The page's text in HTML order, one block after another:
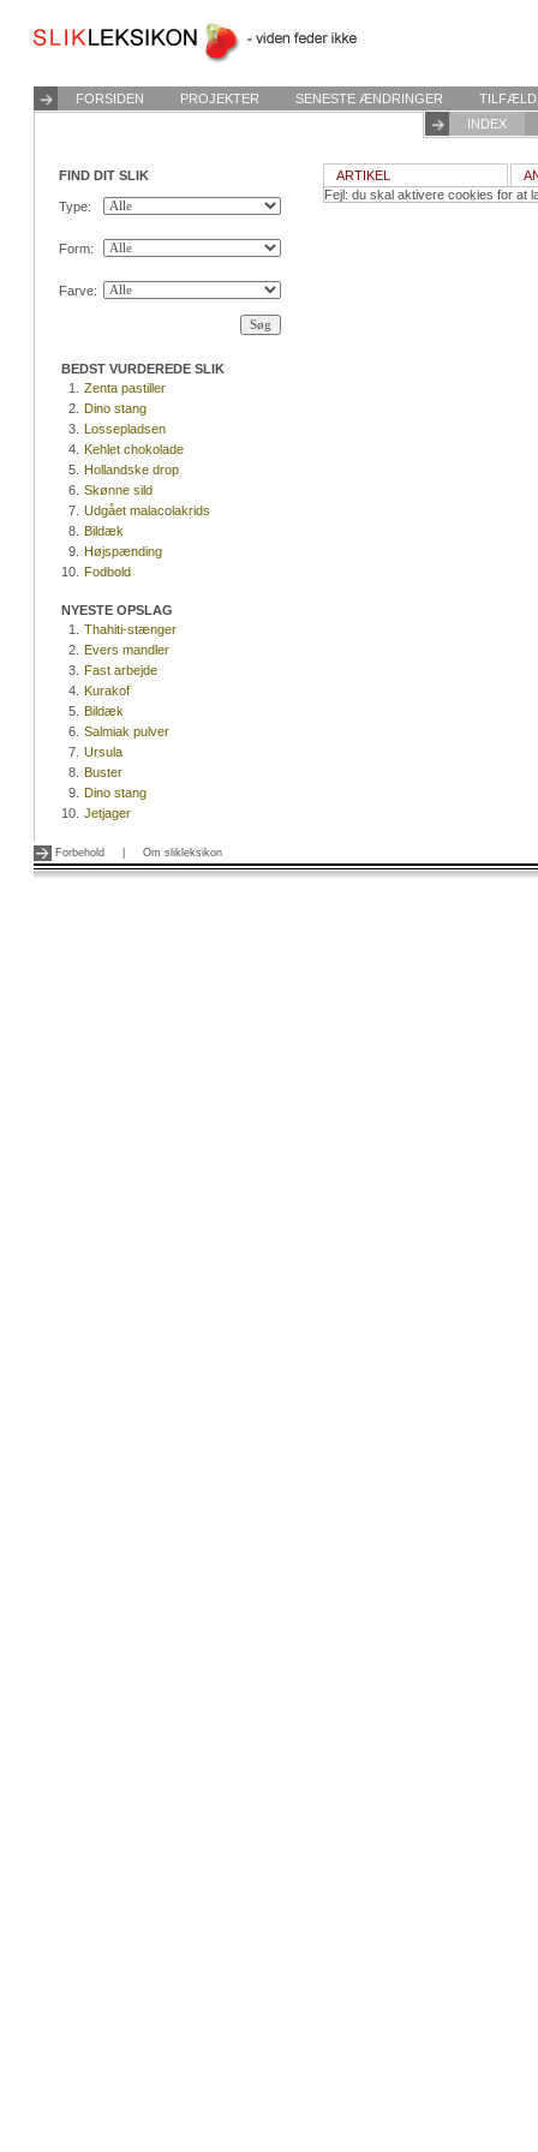
FORSIDEN PROJEKTER SENESTE ÆNDRINGER
INDEX
FIND DIT SLIK
Type:
Form:
Farve:
BEDST VURDEREDE SLIK
1.
Zenta pastiller
2. Dino stang
3. Lossepladsen
4. Kehlet chokolade
5. Hollandske drop
6. Skønne sild
7. Udgået malacolakrids
8. Bildæk
9. Højspænding
10. Fodbold
NYESTE OPSLAG
1.
Thahiti-stænger
2. Evers mandler
3. Fast arbejde
4. Kurakof
5. Bildæk
6. Salmiak pulver
7. Ursula
8. Buster
9. Dino stang
10. Jetjager
ARTIKEL
Fejl: du skal aktivere cookies for at
Forbehold Om slikleksikon